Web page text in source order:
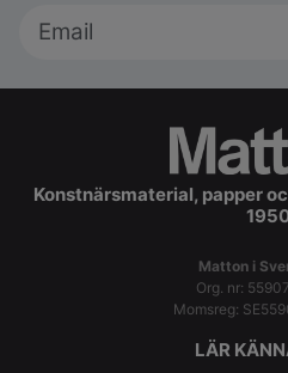
Konstnärsmaterial, papper
Matton i
Org. nr:
Momsreg:
LÄR